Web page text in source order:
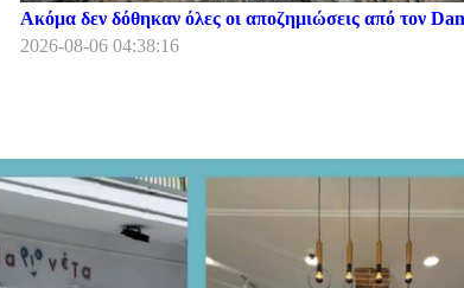
Ακόμα δεν δόθηκαν όλες οι αποζημιώσεις από τον
2026-08-06 04:38:16